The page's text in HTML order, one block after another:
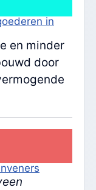
in
en minder
door